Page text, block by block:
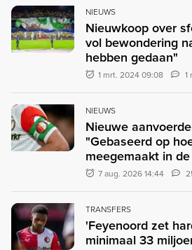
NIEUWS
Nieuwkoop over
vol bewondering
hebben gedaan"
1 mrt. 2024 09:08 1
NIEUWS
Nieuwe
"Gebaseerd op
meegemaakt in
7 aug. 2026 14:44
TRANSFERS
'Feyenoord zet
minimaal 33